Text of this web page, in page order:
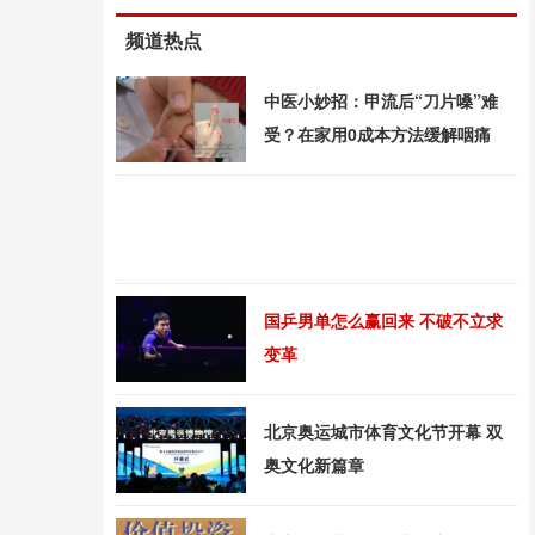
频道热点
中医小妙招：甲流后“刀片嗓”难
受？在家用0成本方法缓解咽痛
国乒男单怎么赢回来 不破不立求
变革
北京奥运城市体育文化节开幕 双
奥文化新篇章